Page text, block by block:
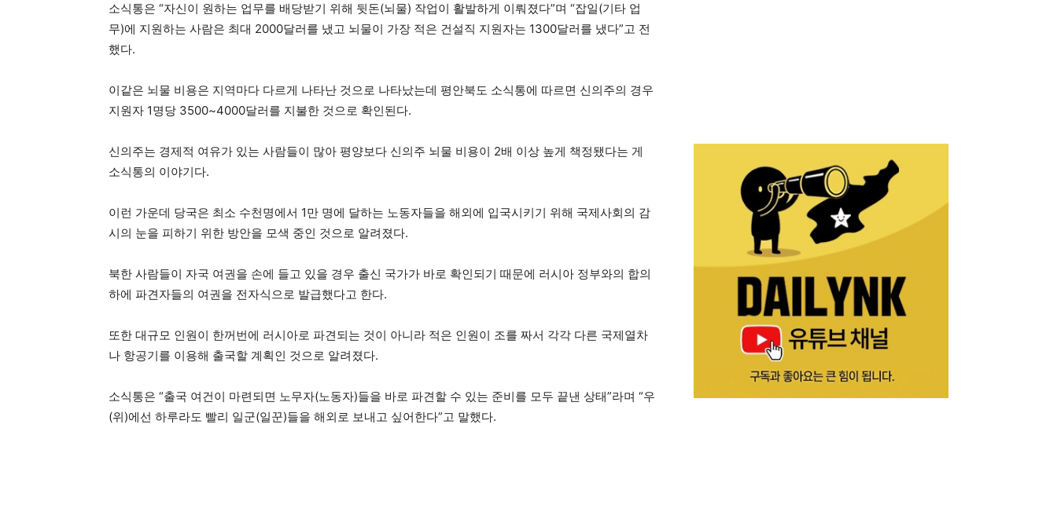
소식통은 “자신이 원하는 업무를 배당받기 위해 뒷돈(뇌물) 작업이 활발하게 이뤄졌다”며 “잡일(기타 업
무)에 지원하는 사람은 최대 2000달러를 냈고 뇌물이 가장 적은 건설직 지원자는 1300달러를 냈다”고 전
했다.
이같은 뇌물 비용은 지역마다 다르게 나타난 것으로 나타났는데 평안북도 소식통에 따르면 신의주의 경우
지원자 1명당 3500~4000달러를 지불한 것으로 확인된다.
신의주는 경제적 여유가 있는 사람들이 많아 평양보다 신의주 뇌물 비용이 2배 이상 높게 책정됐다는 게
소식통의 이야기다.
이런 가운데 당국은 최소 수천명에서 1만 명에 달하는 노동자들을 해외에 입국시키기 위해 국제사회의 감
시의 눈을 피하기 위한 방안을 모색 중인 것으로 알려졌다.
북한 사람들이 자국 여권을 손에 들고 있을 경우 출신 국가가 바로 확인되기 때문에 러시아 정부와의 합의
하에 파견자들의 여권을 전자식으로 발급했다고 한다.
또한 대규모 인원이 한꺼번에 러시아로 파견되는 것이 아니라 적은 인원이 조를 짜서 각각 다른 국제열차
나 항공기를 이용해 출국할 계획인 것으로 알려졌다.
소식통은 “출국 여건이 마련되면 노무자(노동자)들을 바로 파견할 수 있는 준비를 모두 끝낸 상태”라며 “우
(위)에선 하루라도 빨리 일군(일꾼)들을 해외로 보내고 싶어한다”고 말했다.